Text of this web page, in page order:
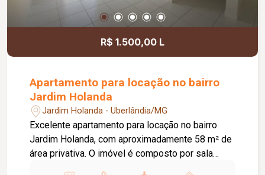
receber sua empresa.
R$ 1.500,00 L
Apartamento para locação no bairro
Jardim Holanda
Jardim Holanda - Uberlândia/MG
Excelente apartamento para locação no bairro
Jardim Holanda, com aproximadamente 58 m² de
área privativa. O imóvel é composto por sala